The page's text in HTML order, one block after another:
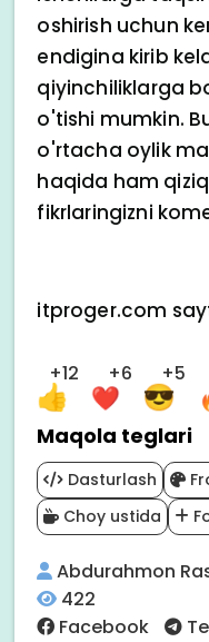
oshirish uchun
endigina kirib
qiyinchiliklarga
o'tishi mumkin.
o'rtacha oylik
haqida ham
fikrlaringizni
itproger.com
+12 +6 +5
Maqola teglari
Dasturlash
Choy ustida
Abdurahmon
422
Facebook